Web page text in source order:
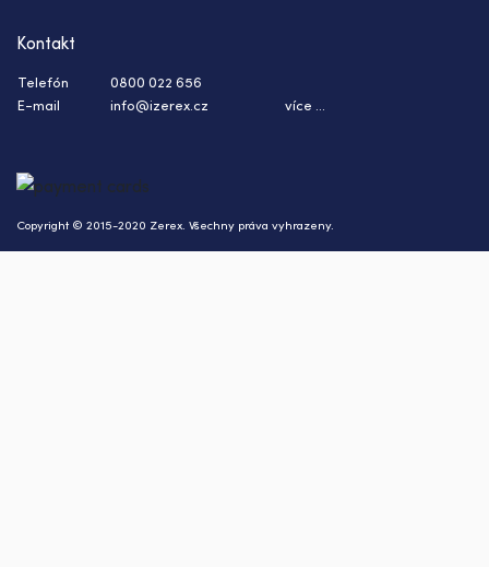
Copyright © 2015-2020 Zerex. Všechny práva vyhrazeny.
Kontakt
Telefón
0800 022 656
E-mail
info@izerex.cz více ...